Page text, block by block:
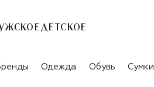
ДЕТСКОЕ
Одежда Обувь Сумки